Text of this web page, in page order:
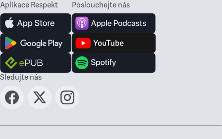
Aplikace Respekt Poslouchejte nás
Sledujte nás